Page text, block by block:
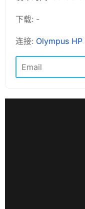
下载: -
连接: Olympus